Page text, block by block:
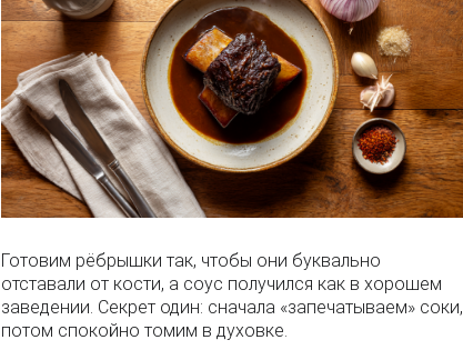
Готовим рёбрышки так, чтобы они буквально
отставали от кости, а соус получился как в хорошем
заведении. Секрет один: сначала «запечатываем» соки,
потом спокойно томим в духовке.